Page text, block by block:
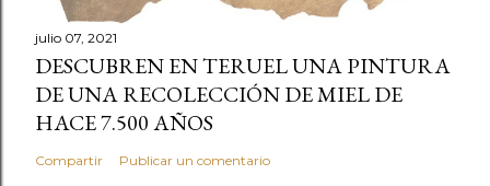
julio 07, 2021
DESCUBREN EN TERUEL UNA PINTURA
DE UNA RECOLECCIÓN DE MIEL DE
HACE 7.500 AÑOS
Compartir Publicar un comentario